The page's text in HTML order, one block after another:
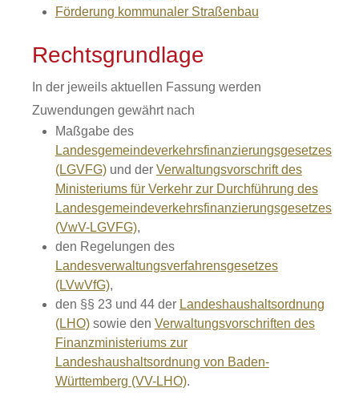
Förderung kommunaler Straßenbau
Rechtsgrundlage
In der jeweils aktuellen Fassung werden
Zuwendungen gewährt nach
Maßgabe des
Landesgemeindeverkehrsfinanzierungsgesetzes
(LGVFG)und der Verwaltungsvorschrift des
Ministeriums für Verkehr zur Durchführung des
Landesgemeindeverkehrsfinanzierungsgesetzes
(VwV-LGVFG),
den Regelungen des
Landesverwaltungsverfahrensgesetzes
(LVwVfG),
den §§ 23 und 44 der Landeshaushaltsordnung
(LHO)sowie den Verwaltungsvorschriften des
Finanzministeriums zur
Landeshaushaltsordnung von Baden-
Württemberg (VV-LHO).